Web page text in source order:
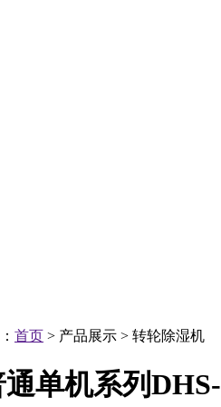
首页 > 产品展示 > 转轮除湿机
单机系列